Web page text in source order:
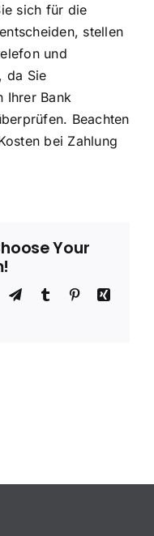
sich für die
stellen
und
da Sie
Ihrer Bank
Beachten
bei Zahlung
Your
TelegramTumblr PinterestXing